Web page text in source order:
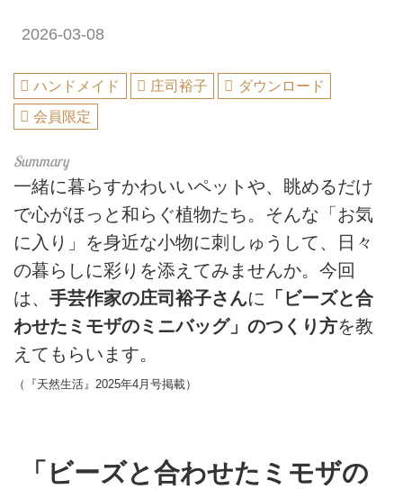
2026-03-08
ハンドメイド 庄司裕子
ダウンロード
会員限定
一緒に暮らすかわいいペットや、眺めるだけ
で心がほっと和らぐ植物たち。そんな「お気
に入り」を身近な小物に刺しゅうして、日々
の暮らしに彩りを添えてみませんか。今回
は、 手芸作家の庄司裕子さんに 「ビーズと合
わせたミモザのミニバッグ」のつくり方を教
えてもらいます。
（『天然生活』2025年4月号掲載）
「ビーズと合わせたミモザの